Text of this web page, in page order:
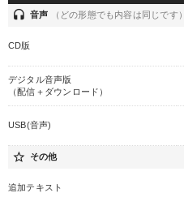
headset 音声 （どの形態でも内容は同じです）
CD版
デジタル音声版
（配信＋ダウンロード）
USB(音声)
star_border その他
追加テキスト